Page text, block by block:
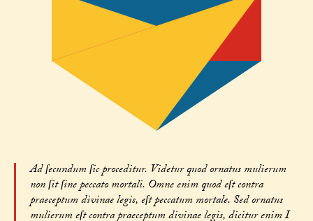
Ad ſecundum ſic proceditur. Videtur quod ornatus mulierum
non ſit ſine peccato mortali. Omne enim quod eſt contra
praeceptum divinae legis, eſt peccatum mortale. Sed ornatus
mulierum eſt contra praeceptum divinae legis, dicitur enim I